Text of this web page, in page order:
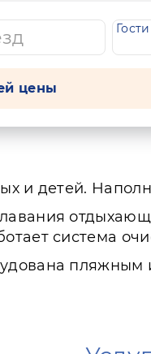
Гости
цены
и детей.
система